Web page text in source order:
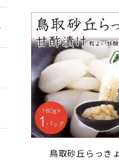
鳥取砂丘らっき